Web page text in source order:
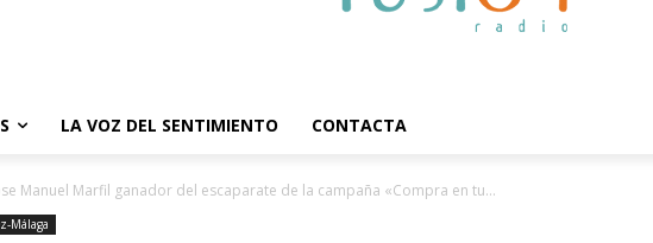
LA VOZ DEL SENTIMIENTO CONTACTA
Manuel Marfil ganador del escaparate de la campaña «Compra en tu...
Málaga